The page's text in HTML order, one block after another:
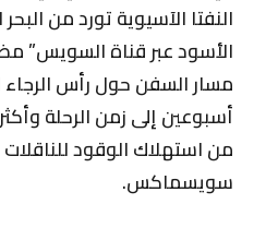
النفتا الآسيوية تورد من
الأسود عبر قناة السويس”
مسار السفن حول رأس
من استهلاك الوقود
سويسماكس.